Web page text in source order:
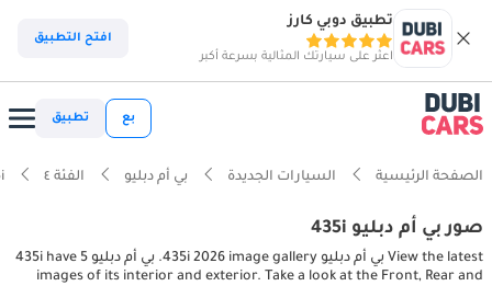
تطبيق دوبي كارز
اعثر على سيارتك المثالية بسرعة أكبر
افتح التطبيق
بع تطبيق
الصفحة الرئيسية السيارات الجديدة بي أم دبليو الفئة ٤
صور بي أم دبليو 435i
View the latest بي أم دبليو 435i 2026 image gallery. بي أم دبليو 435i have 5
images of its interior and exterior. Take a look at the Front, Rear and